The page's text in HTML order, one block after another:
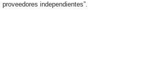
proveedores independientes”.